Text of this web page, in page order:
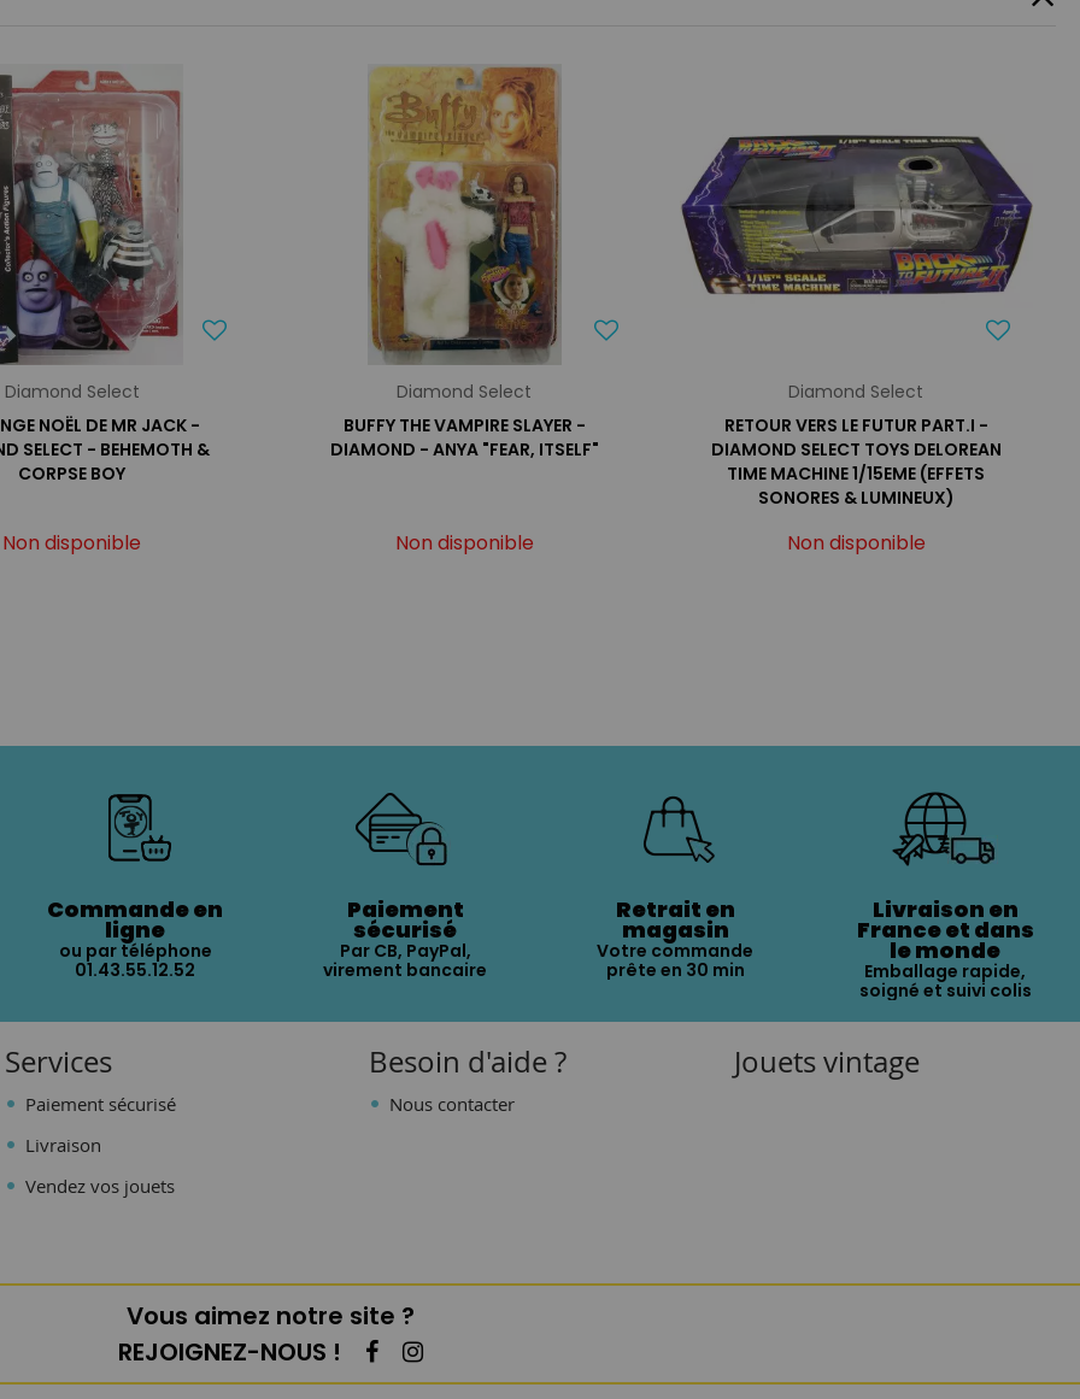
Diamond Select
NOËL DE MR JACK -
SELECT - BEHEMOTH &
CORPSE BOY
Non disponible
Diamond Select
BUFFY THE VAMPIRE SLAYER -
DIAMOND - ANYA "FEAR, ITSELF"
Non disponible
Diamond Select
RETOUR VERS LE FUTUR PART.I -
DIAMOND SELECT TOYS DELOREAN
TIME MACHINE 1/15EME (EFFETS
SONORES & LUMINEUX)
Non disponible
Commande en
ligne
ou par téléphone
01.43.55.12.52
Paiement
sécurisé
Par CB, PayPal,
virement bancaire
Retrait en
magasin
Votre commande
prête en 30 min
Livraison en
France et dans
le monde
Emballage rapide,
soigné et suivi colis
Services
Paiement sécurisé
Livraison
Vendez vos jouets
Besoin d'aide ?
Nous contacter
Jouets vintage
Vous aimez notre site ?
REJOIGNEZ-NOUS !